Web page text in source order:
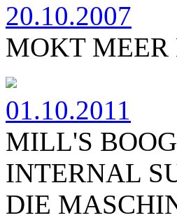
20.10.2007
MOKT MEER
01.10.2011
MILL'S
INTERNAL
DIE